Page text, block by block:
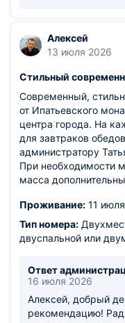
Алексей
13 июля 2026
Стильный
Современный,
от Ипатьевского
центра города. На
для завтраков
администратору
При необходимости
масса
Проживание: 11
Тип номера:
двуспальной или
Ответ
16 июля 2026
Алексей, добрый
рекомендацию!